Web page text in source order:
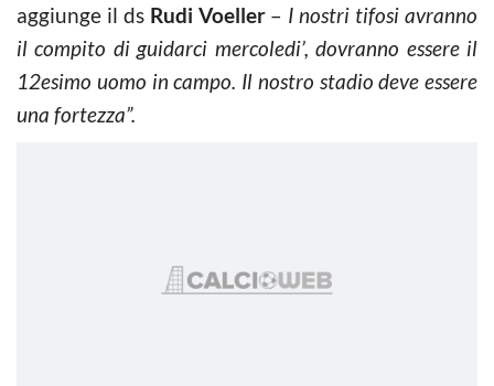
aggiunge il ds Rudi Voeller– I nostri tifosi avranno
il compito di guidarci mercoledi’, dovranno essere il
12esimo uomo in campo. Il nostro stadio deve essere
una fortezza”.